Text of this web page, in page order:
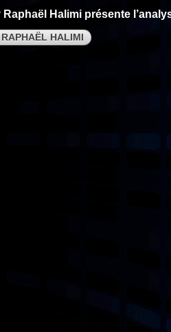
Halimi présente
HALIMI